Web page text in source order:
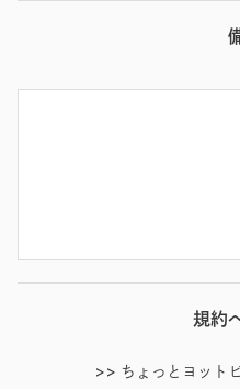
規約
>> ちょっとヨット